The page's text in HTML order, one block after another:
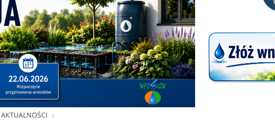
AKTUALNOŚCI